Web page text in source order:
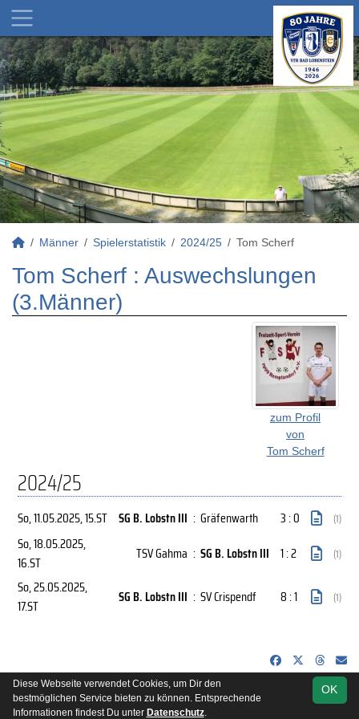
Männer Spielerstatistik 2024/25 Tom Scherf
Tom Scherf : Auswechslungen
(3.Männer)
zum Profil
von
Tom Scherf
2024/25
So, 11.05.2025, 15.ST SG B. Lobstn III : Gräfenwarth 3 : 0 (1)
So, 18.05.2025,
16.ST
TSV Gahma : SG B. Lobstn III 1 : 2 (1)
So, 25.05.2025,
17.ST
SG B. Lobstn III : SV Crispendf 8 : 1 (1)
soccero.de
© 2006 - 2026
OK
Diese Webseite verwendet Cookies, um Dir den
bestmöglichen Service bieten zu können. Entsprechende
Informationen findest Du unter Datenschutz.